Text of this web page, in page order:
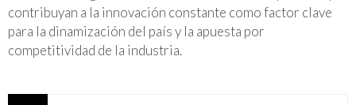
contribuyan a la innovación constante como factor clave
para la dinamización del país y la apuesta por
competitividad de la industria.